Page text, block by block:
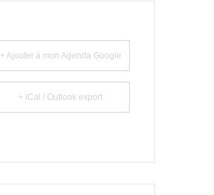
+ Ajouter à mon Agenda Google
+ iCal / Outlook export